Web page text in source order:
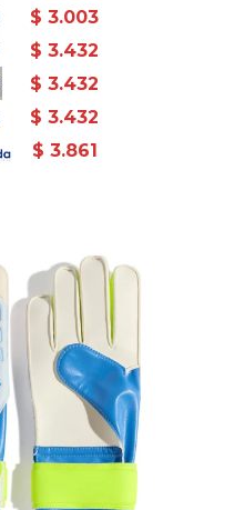
$ 3.003
$ 3.432
$ 3.432
$ 3.432
$ 3.861